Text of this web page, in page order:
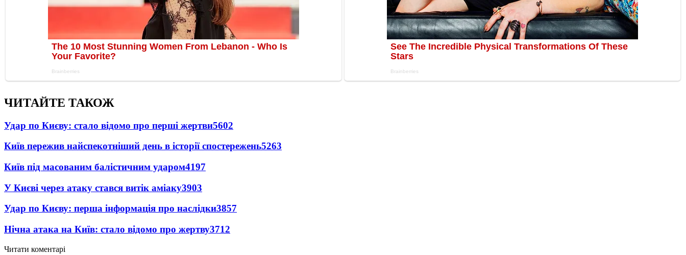
ЧИТАЙТЕ ТАКОЖ
Удар по Києву: стало відомо про перші жертви5602
Київ пережив найспекотніший день в історії спостережень5263
Київ під масованим балістичним ударом4197
У Києві через атаку стався витік аміаку3903
Удар по Києву: перша інформація про наслідки3857
Нічна атака на Київ: стало відомо про жертву3712
Читати коментарі